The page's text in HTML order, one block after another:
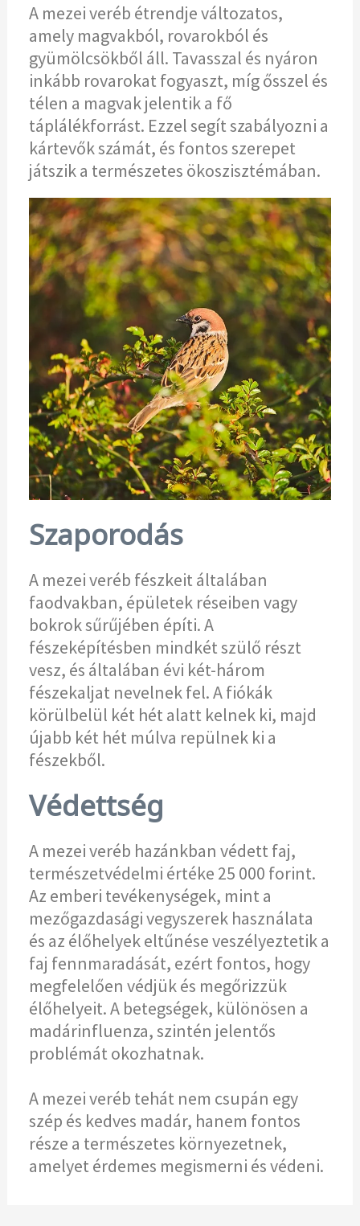
A mezei veréb étrendje változatos,
amely magvakból, rovarokból és
gyümölcsökből áll. Tavasszal és nyáron
inkább rovarokat fogyaszt, míg ősszel és
télen a magvak jelentik a fő
táplálékforrást. Ezzel segít szabályozni a
kártevők számát, és fontos szerepet
játszik a természetes ökoszisztémában.
Szaporodás
A mezei veréb fészkeit általában
faodvakban, épületek réseiben vagy
bokrok sűrűjében építi. A
fészeképítésben mindkét szülő részt
vesz, és általában évi két-három
fészekaljat nevelnek fel. A fiókák
körülbelül két hét alatt kelnek ki, majd
újabb két hét múlva repülnek ki a
fészekből.
Védettség
A mezei veréb hazánkban védett faj,
természetvédelmi értéke 25 000 forint.
Az emberi tevékenységek, mint a
mezőgazdasági vegyszerek használata
és az élőhelyek eltűnése veszélyeztetik a
faj fennmaradását, ezért fontos, hogy
megfelelően védjük és megőrizzük
élőhelyeit. A betegségek, különösen a
madárinfluenza, szintén jelentős
problémát okozhatnak.
A mezei veréb tehát nem csupán egy
szép és kedves madár, hanem fontos
része a természetes környezetnek,
amelyet érdemes megismerni és védeni.